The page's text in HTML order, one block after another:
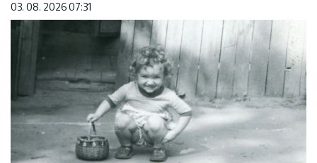
03. 08. 2026 07:31